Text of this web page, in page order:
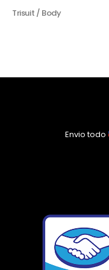
Trisuit / Body
Envio todo